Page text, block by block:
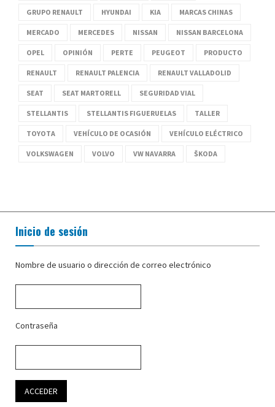
GRUPO RENAULT HYUNDAI KIA MARCAS CHINAS
MERCADO MERCEDES NISSAN NISSAN BARCELONA
OPEL OPINIÓN PERTE PEUGEOT PRODUCTO
RENAULT RENAULT PALENCIA RENAULT VALLADOLID
SEAT SEAT MARTORELL SEGURIDAD VIAL
STELLANTIS STELLANTIS FIGUERUELAS TALLER
TOYOTA VEHÍCULO DE OCASIÓN VEHÍCULO ELÉCTRICO
VOLKSWAGEN VOLVO VW NAVARRA ŠKODA
Inicio de sesión
Nombre de usuario o dirección de correo electrónico
Contraseña